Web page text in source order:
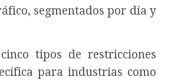
segmentados por día y
tipos de restricciones
para industrias como